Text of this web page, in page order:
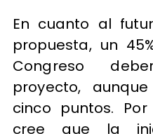
En cuanto al
propuesta, un
Congreso
proyecto,
cinco puntos.
cree que la